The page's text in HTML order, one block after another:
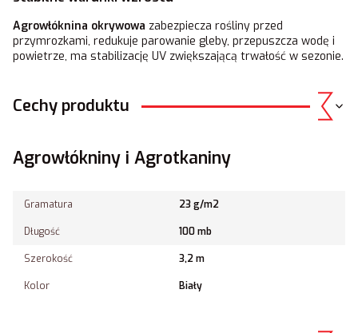
Agrowłóknina okrywowa zabezpiecza rośliny przed
przymrozkami, redukuje parowanie gleby, przepuszcza wodę i
powietrze, ma stabilizację UV zwiększającą trwałość w sezonie.
Cechy produktu
Agrowłókniny i Agrotkaniny
Gramatura 23 g/m2
Długość 100 mb
Szerokość 3,2 m
Kolor Biały